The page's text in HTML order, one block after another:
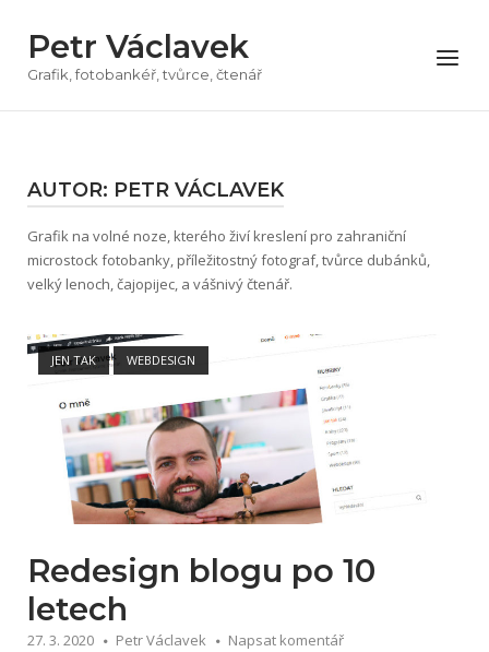
obsah
Petr Václavek
Grafik, fotobankéř, tvůrce, čtenář
Menu
AUTOR: PETR VÁCLAVEK
Grafik na volné noze, kterého živí kreslení pro zahraniční
microstock fotobanky, příležitostný fotograf, tvůrce dubánků,
velký lenoch, čajopijec, a vášnivý čtenář.
JEN TAK WEBDESIGN
Open post
Redesign blogu po 10
letech
27. 3. 2020 Petr Václavek Napsat komentář